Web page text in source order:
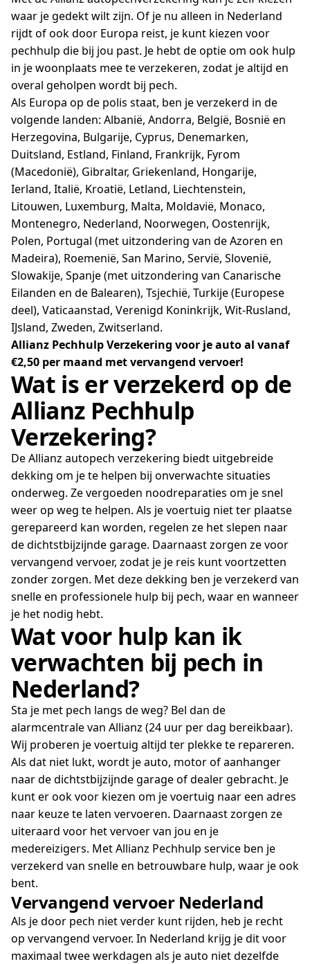
waar je gedekt wilt zijn. Of je nu alleen in Nederland
rijdt of ook door Europa reist, je kunt kiezen voor
pechhulp die bij jou past. Je hebt de optie om ook hulp
in je woonplaats mee te verzekeren, zodat je altijd en
overal geholpen wordt bij pech.
Als Europa op de polis staat, ben je verzekerd in de
volgende landen: Albanië, Andorra, België, Bosnië en
Herzegovina, Bulgarije, Cyprus, Denemarken,
Duitsland, Estland, Finland, Frankrijk, Fyrom
(Macedonië), Gibraltar, Griekenland, Hongarije,
Ierland, Italië, Kroatië, Letland, Liechtenstein,
Litouwen, Luxemburg, Malta, Moldavië, Monaco,
Montenegro, Nederland, Noorwegen, Oostenrijk,
Polen, Portugal (met uitzondering van de Azoren en
Madeira), Roemenië, San Marino, Servië, Slovenië,
Slowakije, Spanje (met uitzondering van Canarische
Eilanden en de Balearen), Tsjechië, Turkije (Europese
deel), Vaticaanstad, Verenigd Koninkrijk, Wit-Rusland,
IJsland, Zweden, Zwitserland.
Allianz Pechhulp Verzekering voor je auto al vanaf
€2,50 per maand met vervangend vervoer!
Wat is er verzekerd op de
Allianz Pechhulp
Verzekering?
De Allianz autopech verzekering biedt uitgebreide
dekking om je te helpen bij onverwachte situaties
onderweg. Ze vergoeden noodreparaties om je snel
weer op weg te helpen. Als je voertuig niet ter plaatse
gerepareerd kan worden, regelen ze het slepen naar
de dichtstbijzijnde garage. Daarnaast zorgen ze voor
vervangend vervoer, zodat je je reis kunt voortzetten
zonder zorgen. Met deze dekking ben je verzekerd van
snelle en professionele hulp bij pech, waar en wanneer
je het nodig hebt.
Wat voor hulp kan ik
verwachten bij pech in
Nederland?
Sta je met pech langs de weg? Bel dan de
alarmcentrale van Allianz (24 uur per dag bereikbaar).
Wij proberen je voertuig altijd ter plekke te repareren.
Als dat niet lukt, wordt je auto, motor of aanhanger
naar de dichtstbijzijnde garage of dealer gebracht. Je
kunt er ook voor kiezen om je voertuig naar een adres
naar keuze te laten vervoeren. Daarnaast zorgen ze
uiteraard voor het vervoer van jou en je
medereizigers. Met Allianz Pechhulp service ben je
verzekerd van snelle en betrouwbare hulp, waar je ook
bent.
Vervangend vervoer Nederland
Als je door pech niet verder kunt rijden, heb je recht
op vervangend vervoer. In Nederland krijg je dit voor
maximaal twee werkdagen als je auto niet dezelfde